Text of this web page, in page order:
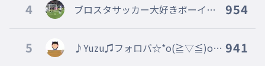
4
ブロスタサッカー大好きボーイ天
954
5
♪Yuzu♫フォロバ☆*o(≧▽≦)o * 941